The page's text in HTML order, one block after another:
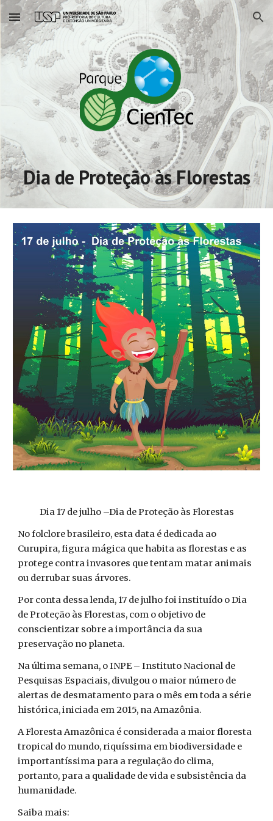
Skip to main content Skip to navigation
Dia de Proteção às Florestas
Dia 17 de julho –Dia de Proteção às Florestas
No folclore brasileiro, esta data é dedicada ao
Curupira, figura mágica que habita as florestas e as
protege contra invasores que tentam matar animais
ou derrubar suas árvores.
Por conta dessa lenda, 17 de julho foi instituído o Dia
de Proteção às Florestas, com o objetivo de
conscientizar sobre a importância da sua
preservação no planeta.
Na última semana, o INPE – Instituto Nacional de
Pesquisas Espaciais, divulgou o maior número de
alertas de desmatamento para o mês em toda a série
histórica, iniciada em 2015, na Amazônia.
A Floresta Amazônica é considerada a maior floresta
tropical do mundo, riquíssima em biodiversidade e
importantíssima para a regulação do clima,
portanto, para a qualidade de vida e subsistência da
humanidade.
Saiba mais: